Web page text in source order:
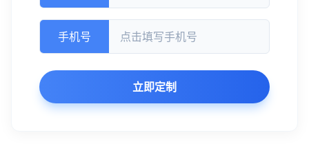
手机号
立即定制